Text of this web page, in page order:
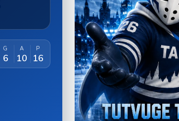
G
6
A
10
P
16